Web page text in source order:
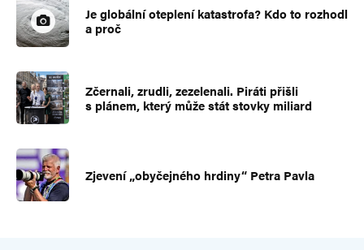
Je globální oteplení katastrofa? Kdo to rozhodl
a proč
Zčernali, zrudli, zezelenali. Piráti přišli
s plánem, který může stát stovky miliard
Zjevení „obyčejného hrdiny“ Petra Pavla